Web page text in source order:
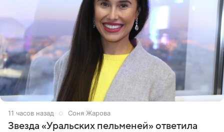
11 часов назад Соня Жарова
Звезда «Уральских пельменей» ответила